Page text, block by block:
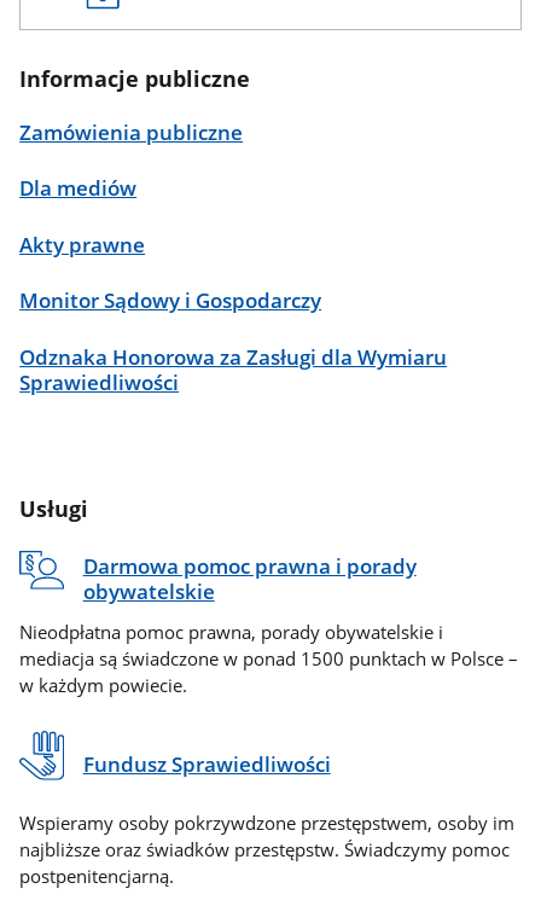
Informacje publiczne
Zamówienia publiczne
Dla mediów
Akty prawne
Monitor Sądowy i Gospodarczy
Odznaka Honorowa za Zasługi dla Wymiaru
Sprawiedliwości
Usługi
Darmowa pomoc prawna i porady
obywatelskie
Nieodpłatna pomoc prawna, porady obywatelskie i
mediacja są świadczone w ponad 1500 punktach w Polsce –
w każdym powiecie.
Fundusz Sprawiedliwości
Wspieramy osoby pokrzywdzone przestępstwem, osoby im
najbliższe oraz świadków przestępstw. Świadczymy pomoc
postpenitencjarną.